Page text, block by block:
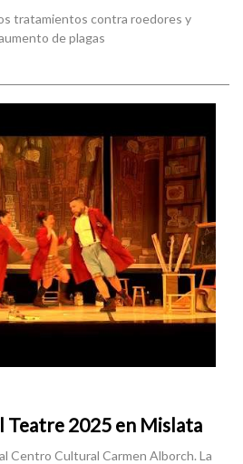
tratamientos contra roedores y
de plagas
Teatre 2025 en Mislata
Centro Cultural Carmen Alborch. La